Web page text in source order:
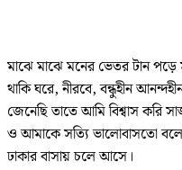
মাঝে মাঝে মনের ভেতর টান
থাকি ঘরে, নীরবে, বন্ধুহীন
জেনেছি তাতে আমি বিশ্বাস করি
ও আমাকে সত্যি ভালোবাসতো
ঢাকার বাসায় চলে আসে।